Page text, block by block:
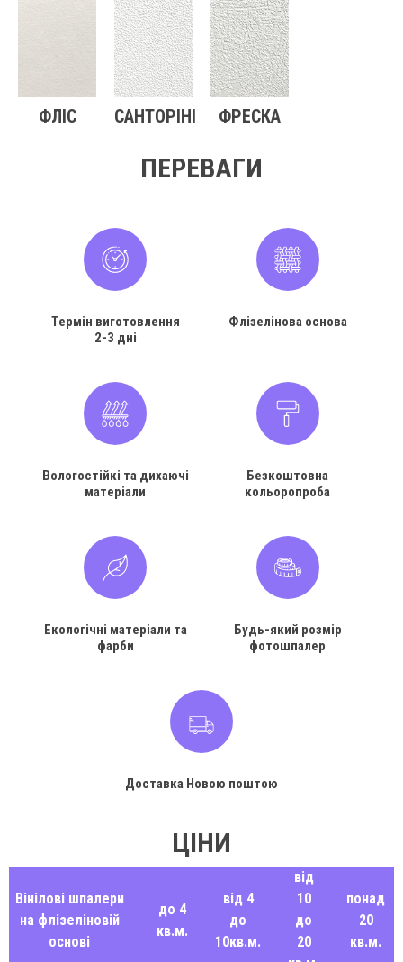
ФЛІС САНТОРІНІ ФРЕСКА
ПЕРЕВАГИ
Термін виготовлення
2-3 дні
Флізелінова основа
Вологостійкі та дихаючі
матеріали
Безкоштовна
кольоропроба
Екологічні матеріали та
фарби
Будь-який розмір
фотошпалер
Доставка Новою поштою
ЦІНИ
Вінілові шпалери
на флізеліновій
основі
до 4
кв.м.
від 4
до
10кв.м.
від
10
до
20
понад
20
кв.м.